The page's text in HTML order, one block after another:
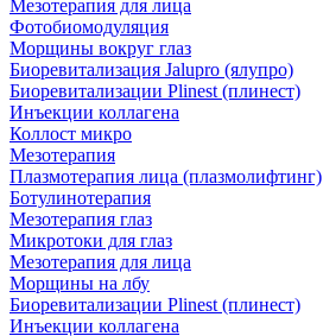
Мезотерапия для лица
Фотобиомодуляция
Морщины вокруг глаз
Биоревитализация Jalupro (ялупро)
Биоревитализации Plinest (плинест)
Инъекции коллагена
Коллост микро
Мезотерапия
Плазмотерапия лица (плазмолифтинг)
Ботулинотерапия
Мезотерапия глаз
Микротоки для глаз
Мезотерапия для лица
Морщины на лбу
Биоревитализации Plinest (плинест)
Инъекции коллагена